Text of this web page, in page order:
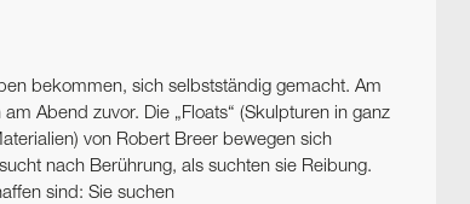
bekommen, sich selbstständig gemacht. Am
Abend zuvor. Die „Floats“ (Skulpturen in ganz
von Robert Breer bewegen sich
nach Berührung, als suchten sie Reibung.
sind: Sie suchen